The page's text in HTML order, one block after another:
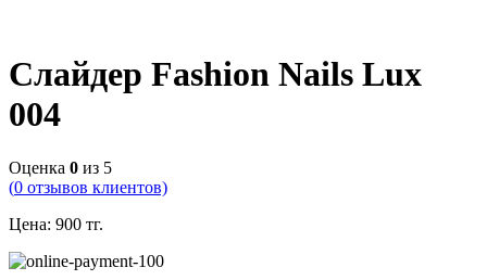
Слайдер Fashion Nails Lux
004
Оценка 0 из 5
(0 отзывов клиентов)
Цена: 900 тг.